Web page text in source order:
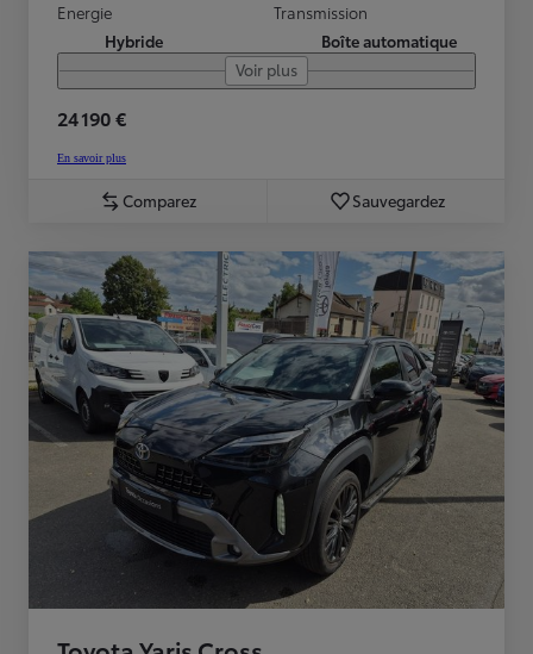
Energie
Hybride
Transmission
Boîte automatique
Voir plus
24 190 €
En savoir plus
Comparez Sauvegardez